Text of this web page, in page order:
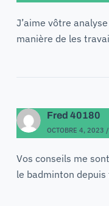
J’aime vôtre
manière de les
Fred 40180
OCTOBRE 4, 2023
Vos conseils me
le badminton